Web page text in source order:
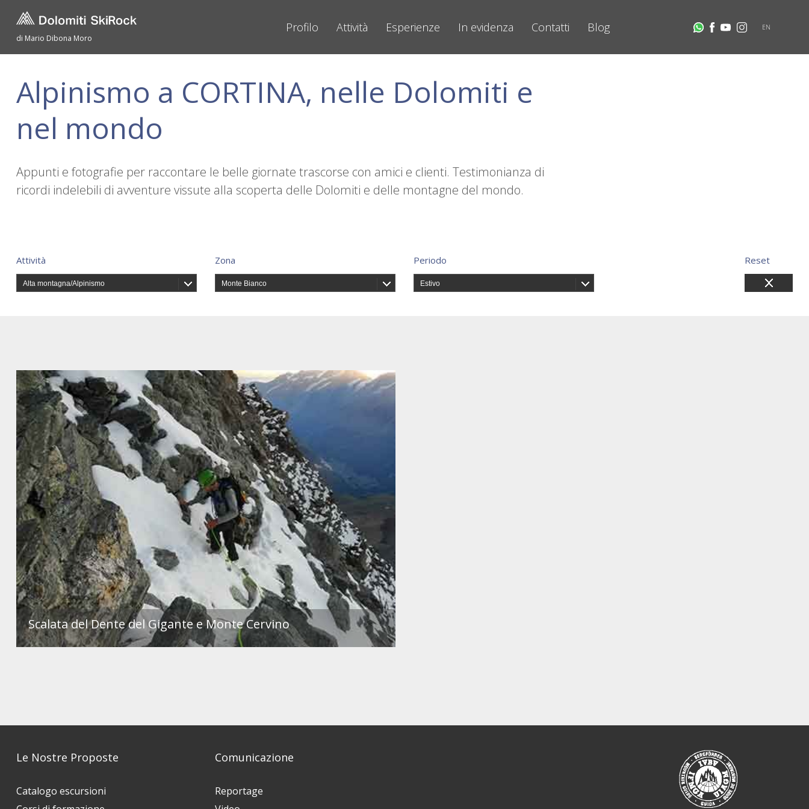
di Mario Dibona Moro
Profilo Attività Esperienze In evidenza Contatti Blog EN
Alpinismo a CORTINA, nelle Dolomiti e
nel mondo
Appunti e fotografie per raccontare le belle giornate trascorse con amici e clienti. Testimonianza di
ricordi indelebili di avventure vissute alla scoperta delle Dolomiti e delle montagne del mondo.
Attività
Alta montagna/Alpinismo
Zona
Monte Bianco
Periodo
Estivo
Reset
Scalata del Dente del Gigante e Monte Cervino
Le Nostre Proposte
Catalogo escursioni
Comunicazione
Reportage